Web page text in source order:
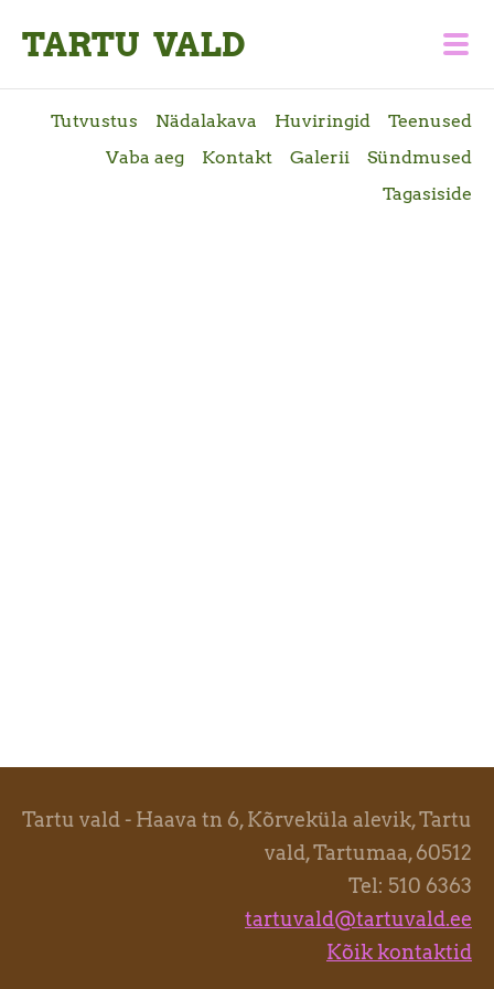
TARTU VALD
Tutvustus Nädalakava Huviringid
Teenused
Vaba aeg
Kontakt Galerii
Sündmused
Tagasiside
Tartu vald - Haava tn 6, Kõrveküla alevik, Tartu
vald, Tartumaa, 60512
Tel: 510 6363
tartuvald@tartuvald.ee
Kõik kontaktid